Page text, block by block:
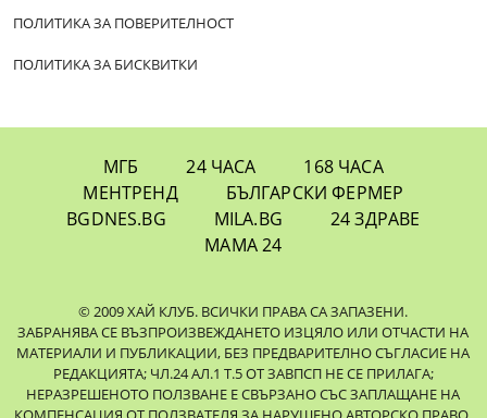
ПОЛИТИКА ЗА ПОВЕРИТЕЛНОСТ
ПОЛИТИКА ЗА БИСКВИТКИ
МГБ 24 ЧАСА
168 ЧАСА
МЕНТРЕНД
БЪЛГАРСКИ ФЕРМЕР
BGDNES.BG
MILA.BG
24 ЗДРАВЕ
МАМА 24
© 2009 ХАЙ КЛУБ. ВСИЧКИ ПРАВА СА ЗАПАЗЕНИ.
ЗАБРАНЯВА СЕ ВЪЗПРОИЗВЕЖДАНЕТО ИЗЦЯЛО ИЛИ ОТЧАСТИ НА
МАТЕРИАЛИ И ПУБЛИКАЦИИ, БЕЗ ПРЕДВАРИТЕЛНО СЪГЛАСИЕ НА
РЕДАКЦИЯТА; ЧЛ.24 АЛ.1 Т.5 ОТ ЗАВПСП НЕ СЕ ПРИЛАГА;
НЕРАЗРЕШЕНОТО ПОЛЗВАНЕ Е СВЪРЗАНО СЪС ЗАПЛАЩАНЕ НА